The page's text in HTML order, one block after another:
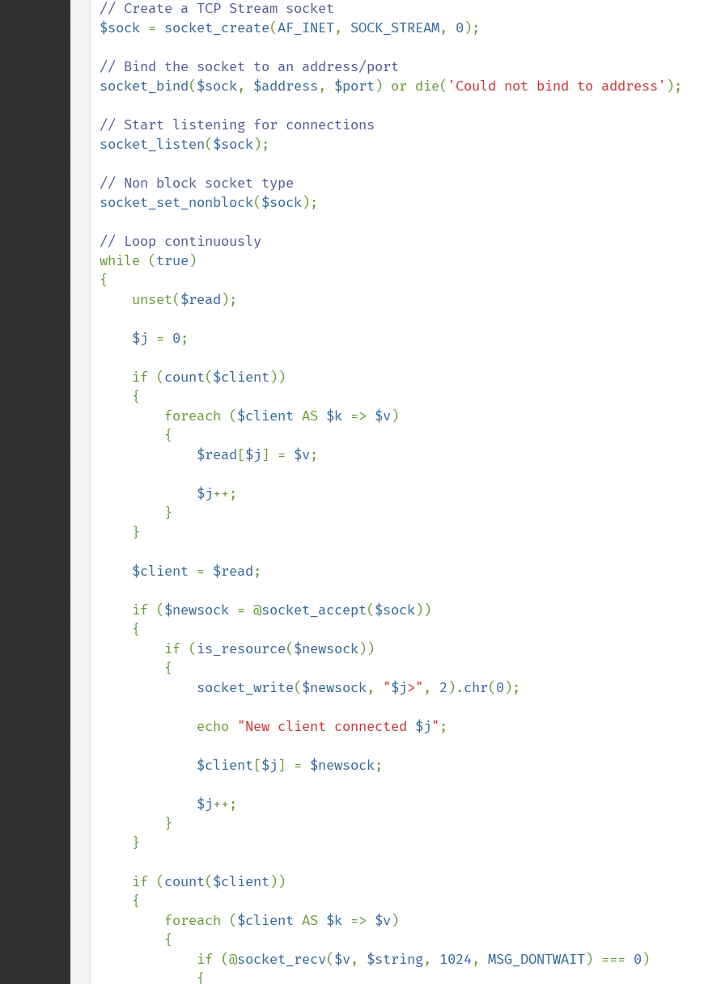
$sock = socket_create(AF_INET, SOCK_STREAM, 0 );
socket_bind($sock, $address, $port ) or die( 'Could not bind to address' );
socket_listen($sock);
socket_set_nonblock($sock);
while (true )
{
    unset(
$read );
$j = 0;
    if (
count($client ))
        foreach (
$client AS $k => $v)
$read [$j] = $v;
$j++;
$client = $read;
    if (
$newsock = @socket_accept($sock))
        if (
is_resource($newsock))
socket_write($newsock, "$j>" , 2 ).chr(0 );
            echo
"New client connected $j" ;
$client [$j] = $newsock;
$j++;
    if (
count($client ))
        foreach (
$client AS $k => $v)
            if (@
socket_recv($v, $string, 1024, MSG_DONTWAIT) === 0 )